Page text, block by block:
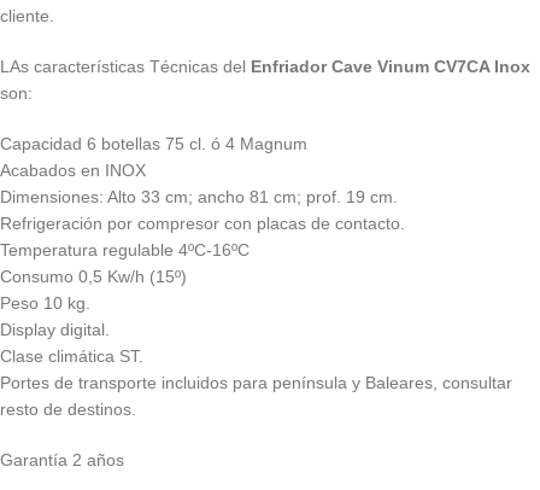
cliente.
LAs características Técnicas del Enfriador Cave Vinum CV7CA Inox
son:
Capacidad 6 botellas 75 cl. ó 4 Magnum
Acabados en INOX
Dimensiones: Alto 33 cm; ancho 81 cm; prof. 19 cm.
Refrigeración por compresor con placas de contacto.
Temperatura regulable 4ºC-16ºC
Consumo 0,5 Kw/h (15º)
Peso 10 kg.
Display digital.
Clase climática ST.
Portes de transporte incluidos para península y Baleares, consultar
resto de destinos.
Garantía 2 años